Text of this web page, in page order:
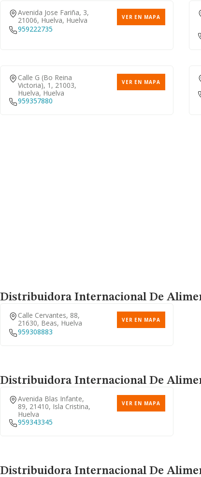
Avenida Jose Fariña, 3,
21006, Huelva, Huelva
VER EN MAPA
959222735
Calle G (bo Reina
Victoria), 1, 21003,
Huelva, Huelva
VER EN MAPA
959357880
Distribuidora Internacional De
Calle Cervantes, 88,
21630, Beas, Huelva
VER EN MAPA
959308883
Distribuidora Internacional De
Avenida Blas Infante,
89, 21410, Isla Cristina,
Huelva
VER EN MAPA
959343345
Distribuidora Internacional De